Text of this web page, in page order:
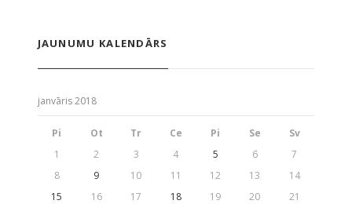
JAUNUMU KALENDĀRS
janvāris 2018
Pi Ot Tr Ce Pi Se
Sv
1
2 3 4 5 6
7
8
9 10 11 12 13
14
15
16 17 18 19 20
21